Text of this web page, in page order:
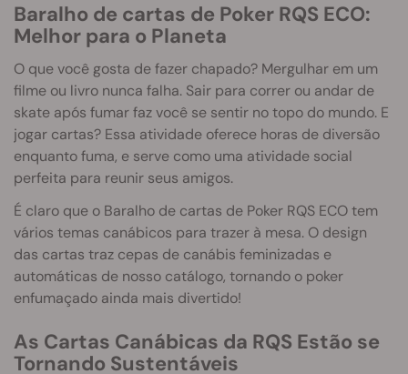
Baralho de cartas de Poker RQS ECO:
Melhor para o Planeta
O que você gosta de fazer chapado? Mergulhar em um
filme ou livro nunca falha. Sair para correr ou andar de
skate após fumar faz você se sentir no topo do mundo. E
jogar cartas? Essa atividade oferece horas de diversão
enquanto fuma, e serve como uma atividade social
perfeita para reunir seus amigos.
É claro que o Baralho de cartas de Poker RQS ECO tem
vários temas canábicos para trazer à mesa. O design
das cartas traz cepas de canábis feminizadas e
automáticas de nosso catálogo, tornando o poker
enfumaçado ainda mais divertido!
As Cartas Canábicas da RQS Estão se
Tornando Sustentáveis